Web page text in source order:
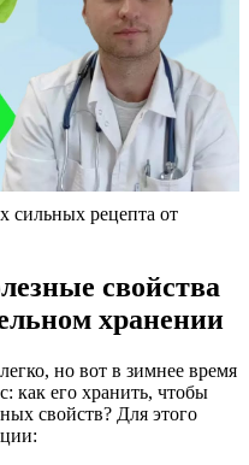
сильных рецепта от
свойства
хранении
но вот в зимнее время
как его хранить, чтобы
свойств? Для этого